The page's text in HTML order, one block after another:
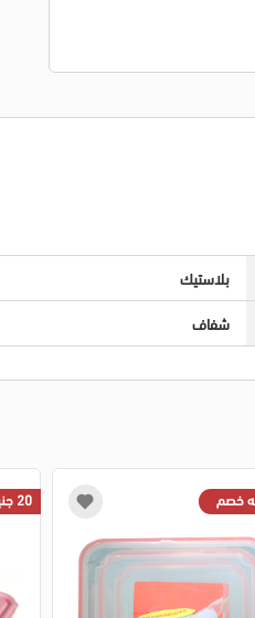
بلاستيك
شفاف
20 جنيه خصم